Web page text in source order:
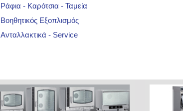
Ράφια - Καρότσια - Ταμεία
Βοηθητικός Εξοπλισμός
Ανταλλακτικά - Service